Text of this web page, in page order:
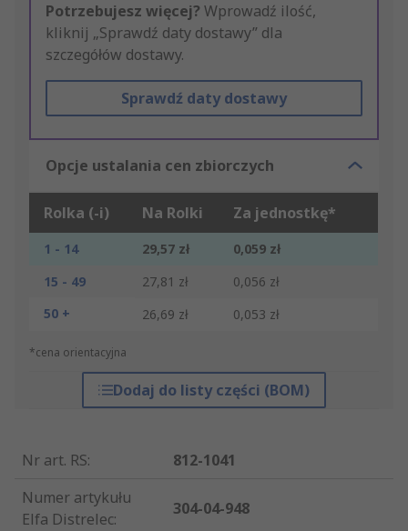
Potrzebujesz więcej? Wprowadź ilość,
kliknij „Sprawdź daty dostawy” dla
szczegółów dostawy.
Sprawdź daty dostawy
Opcje ustalania cen zbiorczych
Rolka (-i) Na Rolki Za jednostkę*
1 - 14 29,57 zł
0,059 zł
15 - 49
27,81 zł
0,056 zł
50 +
26,69 zł 0,053 zł
*cena orientacyjna
Dodaj do listy części (BOM)
Nr art. RS:
812-1041
Numer artykułu
Elfa Distrelec:
304-04-948